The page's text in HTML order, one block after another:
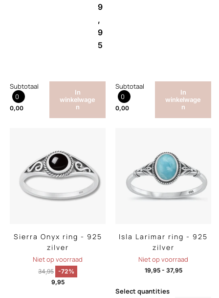
Subtotaal
0
0,00
In
winkelwage
n
9
,
9
5
Subtotaal
0
0,00
In
winkelwage
n
Sierra Onyx ring - 925
zilver
Niet op voorraad
34,95 -72%
9,95
Isla Larimar ring - 925
zilver
Niet op voorraad
19,95- 37,95
Select quantities